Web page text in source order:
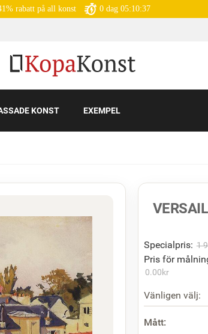
rabatt på all konst 0 dag 05:10:35
KONST EXEMPEL
Specialpris: 1
Pris för
0.00kr
Vänligen välj:
Mått: